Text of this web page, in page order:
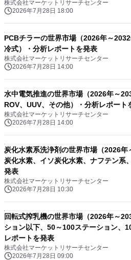
株式会社マーケットリサーチセンター
2026年7月28日 18:00
PCBチラーの世界市場（2026年～
冷式）・分析レポートを発表
株式会社マーケットリサーチセンター
2026年7月28日 14:00
水中電気推進の世界市場（2026年～
ROV、UUV、その他）・分析レポート
株式会社マーケットリサーチセンター
2026年7月28日 14:00
炭化水素系洗浄剤の世界市場（2026
炭化水素、イソ炭化水素、ナフテン系
発表
株式会社マーケットリサーチセンター
2026年7月28日 10:30
回転式搾乳機の世界市場（2026年～
ション以下、50～100ステーション、
レポートを発表
株式会社マーケットリサーチセンター
2026年7月28日 09:00